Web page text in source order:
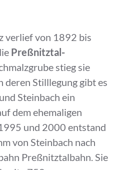
verlief von 1892 bis
Preßnitztal-
stieg sie
deren Stilllegung gibt es
Steinbach ein
dem ehemaligen
und 2000 entstand
von Steinbach nach
Preßnitztalbahn. Sie